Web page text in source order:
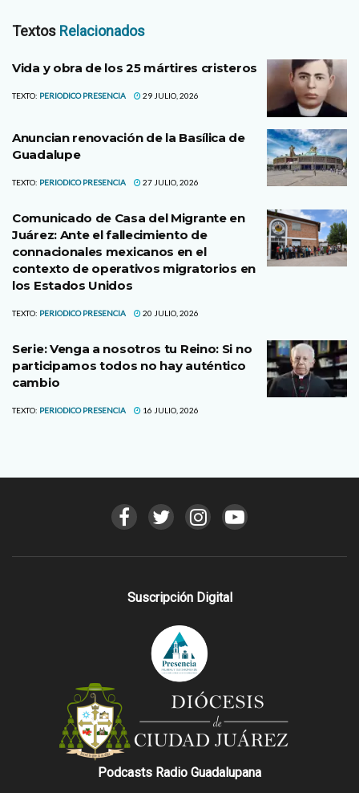
Textos Relacionados
Vida y obra de los 25 mártires cristeros
TEXTO: PERIODICO PRESENCIA 29 JULIO, 2026
Anuncian renovación de la Basílica de
Guadalupe
TEXTO: PERIODICO PRESENCIA 27 JULIO, 2026
Comunicado de Casa del Migrante en
Juárez: Ante el fallecimiento de
connacionales mexicanos en el
contexto de operativos migratorios en
los Estados Unidos
TEXTO: PERIODICO PRESENCIA 20 JULIO, 2026
Serie: Venga a nosotros tu Reino: Si no
participamos todos no hay auténtico
cambio
TEXTO: PERIODICO PRESENCIA 16 JULIO, 2026
Suscripción Digital
Podcasts Radio Guadalupana